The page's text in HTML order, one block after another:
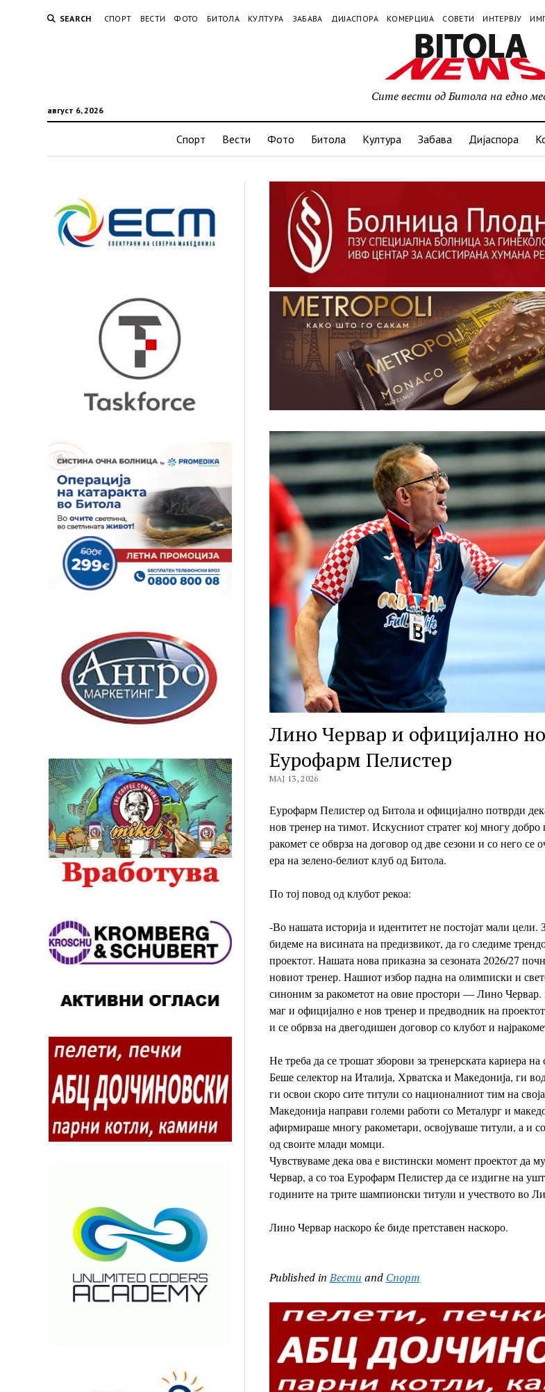
SEARCH СПОРТ ВЕСТИ ФОТО БИТОЛА КУЛТУРА ЗАБАВА ДИЈАСПОРА КОМЕРЦИЈА СОВЕТИ ИНТЕРВЈУ
август 6, 2026
Сите вести од Битола на едно
Спорт Вести Фото Битола Култура Забава Дијаспора
Лино Червар и официјално
Еурофарм Пелистер
МАЈ 13, 2026
Еурофарм Пелистер од Битола и официјално потврди
нов тренер на тимот. Искусниот стратег кој многу
ракомет се обврза на договор од две сезони и со него се
ера на зелено-белиот клуб од Битола.
По тој повод од клубот рекоа:
-Во нашата историја и идентитет не постојат мали цели.
бидеме на висината на предизвикот, да го следиме
проектот. Нашата нова приказна за сезоната 2026/27
новиот тренер. Нашиот избор падна на олимписки и
синоним за ракометот на овие простори — Лино Червар.
маг и официјално е нов тренер и предводник на
и се обрвза на двегодишен договор со клубот и
Не треба да се трошат зборови за тренерската кариера
Беше селектор на Италија, Хрватска и Македонија, ги
ги освои скоро сите титули со националниот тим на
Македонија направи големи работи со Металург и
афирмираше многу ракометари, освојуваше титули, а и
од своите млади момци.
Чувствуваме дека ова е вистински момент проектот да
Червар, а со тоа Еурофарм Пелистер да се издигне на
годините на трите шампионски титули и учеството во
Лино Червар наскоро ќе биде претставен наскоро.
Published in Вести and Спорт